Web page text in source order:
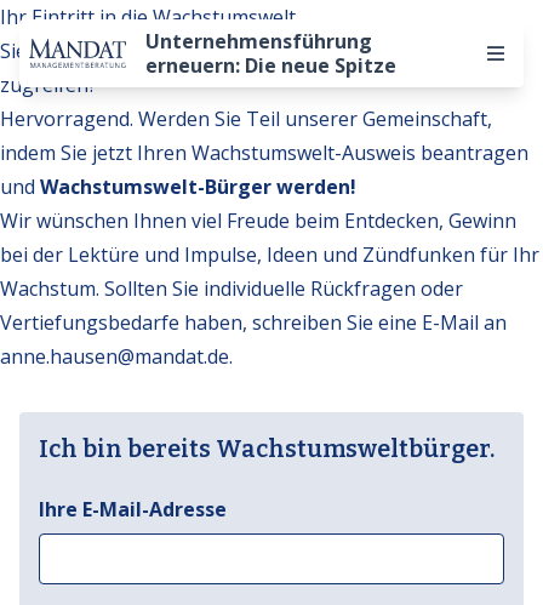
Unternehmensführung
erneuern: Die neue Spitze
Ihr Eintritt in die Wachstumswelt
Sie möchten auf weitere Inhalte der Wachstumswelt
zugreifen?
Hervorragend. Werden Sie Teil unserer Gemeinschaft,
indem Sie jetzt Ihren Wachstumswelt-Ausweis beantragen
und Wachstumswelt-Bürger werden!
Wir wünschen Ihnen viel Freude beim Entdecken, Gewinn
bei der Lektüre und Impulse, Ideen und Zündfunken für Ihr
Wachstum. Sollten Sie individuelle Rückfragen oder
Vertiefungsbedarfe haben, schreiben Sie eine E-Mail an
anne.hausen@mandat.de.
Ich bin bereits Wachstumsweltbürger.
Ihre E-Mail-Adresse